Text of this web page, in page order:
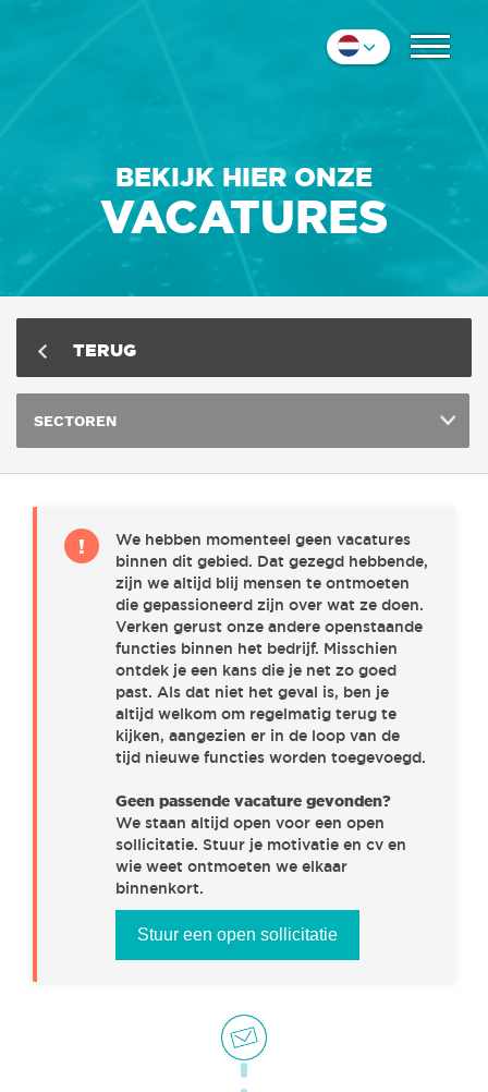
COLLEGA'S
CONTACT
BEKIJK HIER ONZE
VACATURES
TERUG
SECTOREN
ENGINEERING
SALES & MARKETING(0)
PROJECT MANAGEMENT (1)
(3)
PURCHASE & LOGISTICS (0)
CUSTOMER SUPPORT & FIELD SERVICE
(1)
!
We hebben momenteel geen vacatures
binnen dit gebied. Dat gezegd hebbende,
zijn we altijd blij mensen te ontmoeten
die gepassioneerd zijn over wat ze doen.
Verken gerust onze andere openstaande
functies binnen het bedrijf. Misschien
ontdek je een kans die je net zo goed
past. Als dat niet het geval is, ben je
altijd welkom om regelmatig terug te
kijken, aangezien er in de loop van de
tijd nieuwe functies worden toegevoegd.
Geen passende vacature gevonden?
We staan altijd open voor een open
sollicitatie. Stuur je motivatie en cv en
wie weet ontmoeten we elkaar
binnenkort.
Stuur een open sollicitatie